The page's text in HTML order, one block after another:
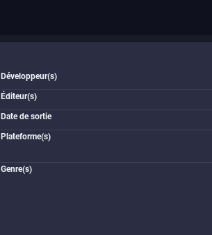
Développeur(s)
Éditeur(s)
Date de sortie
Plateforme(s)
Genre(s)